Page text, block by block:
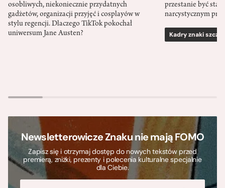
osobliwych, niekoniecznie przydatnych
gadżetów, organizacji przyjęć i cosplayów w
stylu regencji. Dlaczego TikTok pokochał
uniwersum Jane Austen?
przestanie być
narcystycznym
Kadry znaki
Newsletterowicze Znaku nie mają FOMO
Zapisz się i otrzymaj dostęp do nowych tekstów przed
premierą, zniżki, prezenty i polecenia kulturalne specjalnie
dla Ciebie.